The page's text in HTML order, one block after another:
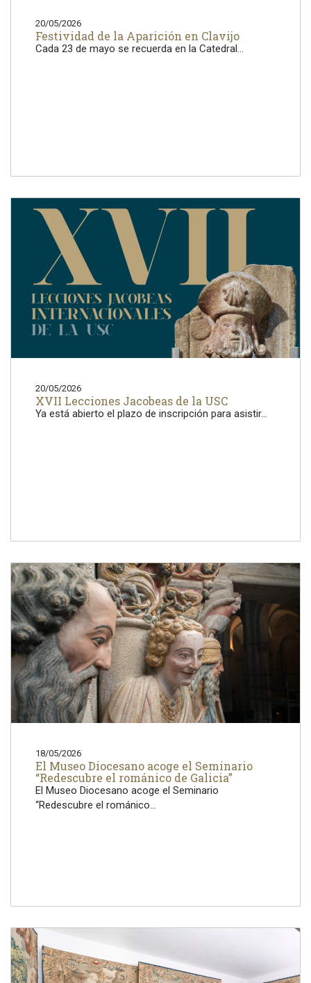
20/05/2026
Festividad de la Aparición en Clavijo
Cada 23 de mayo se recuerda en la Catedral...
20/05/2026
XVII Lecciones Jacobeas de la USC
Ya está abierto el plazo de inscripción para asistir...
18/05/2026
El Museo Diocesano acoge el Seminario
“Redescubre el románico de Galicia”
El Museo Diocesano acoge el Seminario
“Redescubre el románico...